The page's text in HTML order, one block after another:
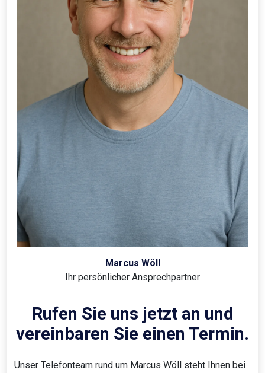
Marcus Wöll
Ihr persönlicher Ansprechpartner
Rufen Sie uns jetzt an und
vereinbaren Sie einen Termin.
Unser Telefonteam rund um Marcus Wöll steht Ihnen bei